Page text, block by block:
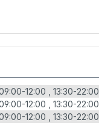
12:00
13:30-22:00
12:00
13:30-22:00
12:00
13:30-22:00